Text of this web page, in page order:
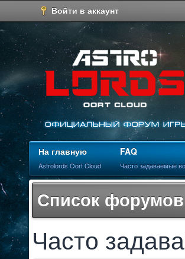
Войти в аккаунт
На главную
Astrolords Oort Cloud
FAQ
Часто задаваемые
Список форумов
Часто